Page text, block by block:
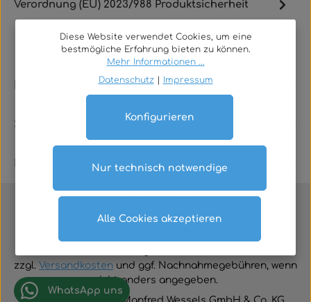
Verordnung (EU) 2023/988 Produktsicherheit
Service
zzgl. Versandkosten und ggf. Nachnahmegebühren, wenn
nicht anders angegeben.
WhatsApp uns
Diese Website verwendet Cookies, um eine
bestmögliche Erfahrung bieten zu können.
Mehr Informationen ...
Datenschutz
Impressum
Nur technisch notwendige
Konfigurieren
Alle Cookies akzeptieren